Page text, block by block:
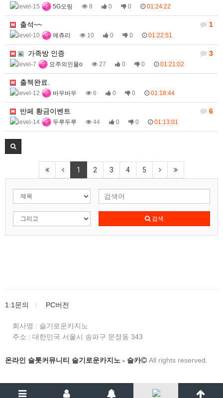
5G오링 8 0 0 01:24:22
1
출석~~
메츄리 10 0 0 01:22:51
3
가족방 인증
요주의인물o 27 0 0 01:21:02
출첵완료.
바우바우 6 0 0 01:18:44
6
반페 황금이벤트
두루두루 44 0 0 01:13:01
1 2 3 4 5
검색
1:1문의 PC버전
회사명 : 슬기로운카지노
주소 : 대한민국 서울시 송파구 문정동 343
온라인 슬롯커뮤니티 슬기로운카지노 - 슬카 All rights reserved.